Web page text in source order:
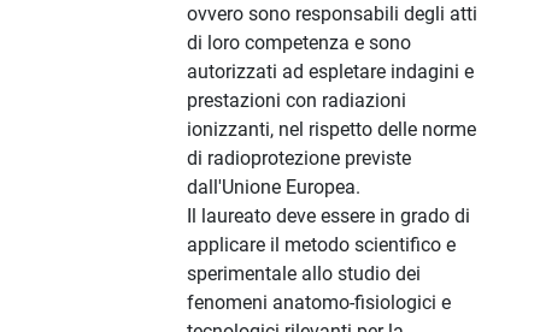
ovvero sono responsabili degli atti
di loro competenza e sono
autorizzati ad espletare indagini e
prestazioni con radiazioni
ionizzanti, nel rispetto delle norme
di radioprotezione previste
dall'Unione Europea.
Il laureato deve essere in grado di
applicare il metodo scientifico e
sperimentale allo studio dei
fenomeni anatomo-fisiologici e